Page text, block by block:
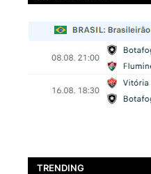
TRENDING